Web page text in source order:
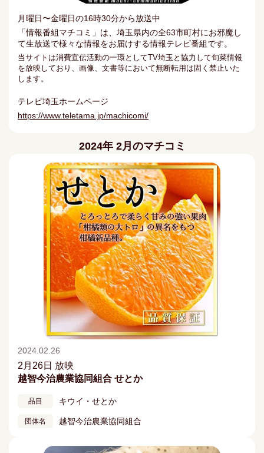
月曜日〜金曜日の16時30分から放送中
「情報番組マチコミ」は、埼玉県内の全63市町村にお邪魔し
て生放送で様々な情報をお届けする情報テレビ番組です。
当サイトは消費宣伝活動の一環としてTV埼玉と協力して旬菜情報
を放映しており、画像、文書等において無断転用は固く禁止いた
します。
テレビ埼玉ホームページ
https://www.teletama.jp/machicomi/
2024年 2月のマチコミ
2024.02.26
2月26日 放映
越智今治農業協同組合 せとか
品目 キウイ・せとか
団体名 越智今治農業協同組合